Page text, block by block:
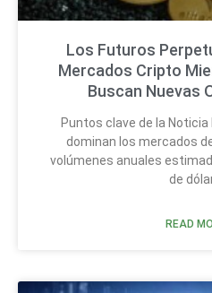
Los Futuros
Mercados Cripto
Buscan Nuevas
Puntos clave de la
dominan los mercados
volúmenes anuales
de
READ